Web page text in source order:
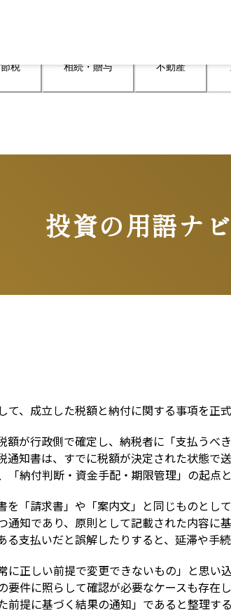
節税 相続・贈与 不動産
投資の用語ナビ
、成立した税額と納付に関する事項を正
額が行政側で確定し、納税者に「支払うべ
通知書は、すでに税額が決定された状態で
納付判断・資金手配・期限管理」の起点
「請求書」や「案内文」と同じものとし
通知であり、原則として記載された内容に
支払いだと誤解したりすると、延滞や手
に正しい前提で変更できないもの」と思
要件に照らして確認が必要なケースも存在
前提に基づく結果の通知」であると整理す